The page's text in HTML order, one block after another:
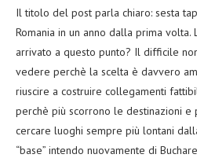
Il titolo del post parla chiaro: sesta
Romania in un anno dalla prima
arrivato a questo punto? Il difficile
vedere perchè la scelta è davvero
riuscire a costruire collegamenti
perchè più scorrono le destinazioni e
cercare luoghi sempre più lontani
“base” intendo nuovamente di